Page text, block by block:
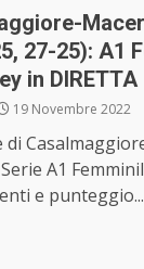
27-25): A1
in DIRETTA
19 Novembre 2022
A1
e punteggio...